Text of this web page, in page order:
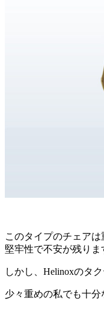
このタイプのチェア
堅牢性で不安が残りま
しかし、Helinoxのタ
少々重めの私でも十分